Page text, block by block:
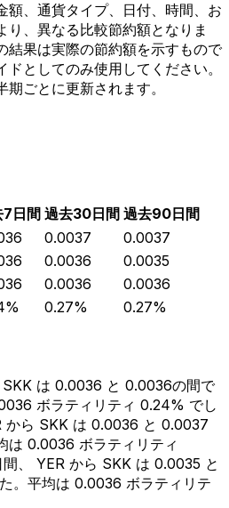
額、通貨タイプ、日付、時間、お
り、異なる比較節約額となりま
結果は実際の節約額を示すもので
としてのみ使用してください。
ごとに更新されます。
日間 過去30日間 過去90日間
0.0037
0.0037
0.0036
0.0035
0.0036
0.0036
0.27% 0.27%
は 0.0036 と 0.0036の間で
ボラティリティ 0.24% でし
から SKK は 0.0036 と 0.0037
は 0.0036 ボラティリティ
、 YER から SKK は 0.0035 と
。平均は 0.0036 ボラティリテ